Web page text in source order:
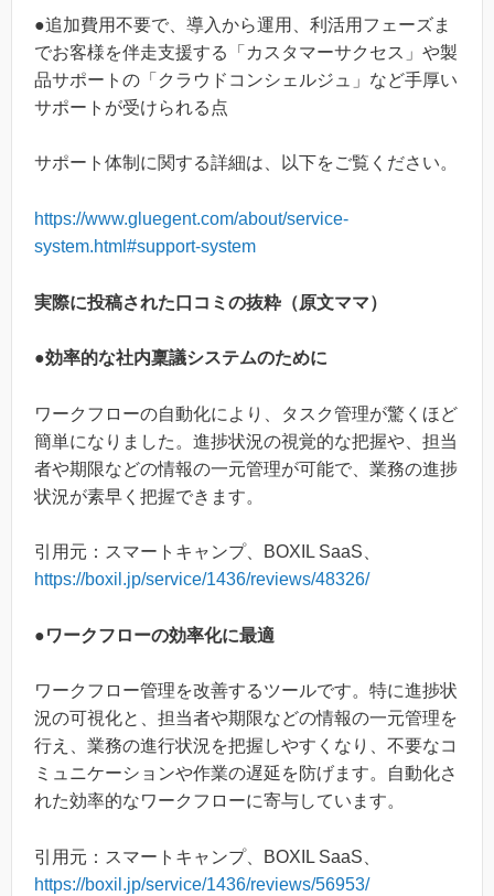
●追加費用不要で、導入から運用、利活用フェーズま
でお客様を伴走支援する「カスタマーサクセス」や製
品サポートの「クラウドコンシェルジュ」など手厚い
サポートが受けられる点
サポート体制に関する詳細は、以下をご覧ください。
https://www.gluegent.com/about/service-
system.html#support-system
実際に投稿された口コミの抜粋（原文ママ）
●効率的な社内稟議システムのために
ワークフローの自動化により、タスク管理が驚くほど
簡単になりました。進捗状況の視覚的な把握や、担当
者や期限などの情報の一元管理が可能で、業務の進捗
状況が素早く把握できます。
引用元：スマートキャンプ、BOXIL SaaS、
https://boxil.jp/service/1436/reviews/48326/
●ワークフローの効率化に最適
ワークフロー管理を改善するツールです。特に進捗状
況の可視化と、担当者や期限などの情報の一元管理を
行え、業務の進行状況を把握しやすくなり、不要なコ
ミュニケーションや作業の遅延を防げます。自動化さ
れた効率的なワークフローに寄与しています。
引用元：スマートキャンプ、BOXIL SaaS、
https://boxil.jp/service/1436/reviews/56953/